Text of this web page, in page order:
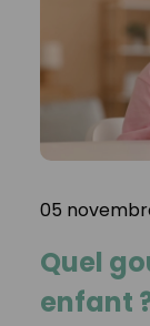
05
Quel
enfant